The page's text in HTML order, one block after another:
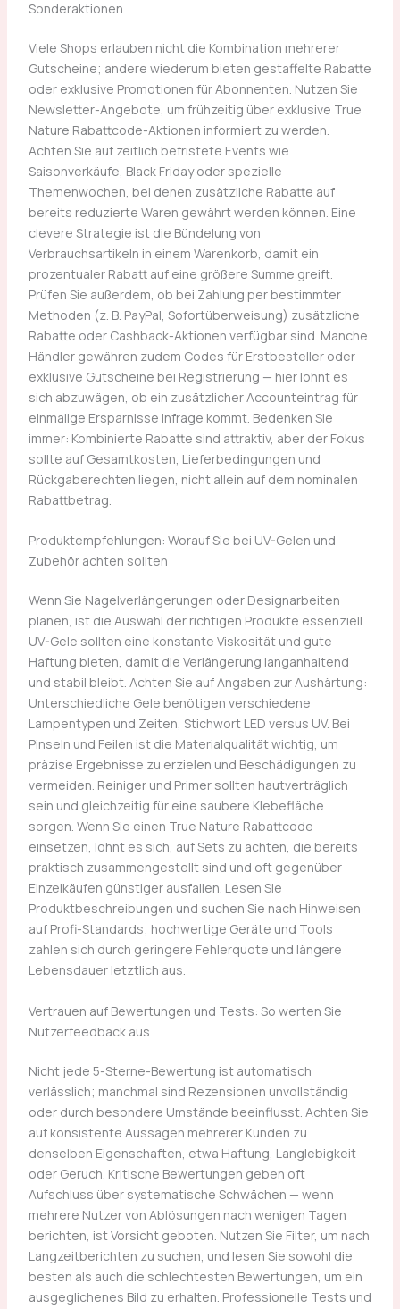
Sonderaktionen
Viele Shops erlauben nicht die Kombination mehrerer
Gutscheine; andere wiederum bieten gestaffelte Rabatte
oder exklusive Promotionen für Abonnenten. Nutzen Sie
Newsletter-Angebote, um frühzeitig über exklusive True
Nature Rabattcode-Aktionen informiert zu werden.
Achten Sie auf zeitlich befristete Events wie
Saisonverkäufe, Black Friday oder spezielle
Themenwochen, bei denen zusätzliche Rabatte auf
bereits reduzierte Waren gewährt werden können. Eine
clevere Strategie ist die Bündelung von
Verbrauchsartikeln in einem Warenkorb, damit ein
prozentualer Rabatt auf eine größere Summe greift.
Prüfen Sie außerdem, ob bei Zahlung per bestimmter
Methoden (z. B. PayPal, Sofortüberweisung) zusätzliche
Rabatte oder Cashback-Aktionen verfügbar sind. Manche
Händler gewähren zudem Codes für Erstbesteller oder
exklusive Gutscheine bei Registrierung — hier lohnt es
sich abzuwägen, ob ein zusätzlicher Accounteintrag für
einmalige Ersparnisse infrage kommt. Bedenken Sie
immer: Kombinierte Rabatte sind attraktiv, aber der Fokus
sollte auf Gesamtkosten, Lieferbedingungen und
Rückgaberechten liegen, nicht allein auf dem nominalen
Rabattbetrag.
Produktempfehlungen: Worauf Sie bei UV-Gelen und
Zubehör achten sollten
Wenn Sie Nagelverlängerungen oder Designarbeiten
planen, ist die Auswahl der richtigen Produkte essenziell.
UV-Gele sollten eine konstante Viskosität und gute
Haftung bieten, damit die Verlängerung langanhaltend
und stabil bleibt. Achten Sie auf Angaben zur Aushärtung:
Unterschiedliche Gele benötigen verschiedene
Lampentypen und Zeiten, Stichwort LED versus UV. Bei
Pinseln und Feilen ist die Materialqualität wichtig, um
präzise Ergebnisse zu erzielen und Beschädigungen zu
vermeiden. Reiniger und Primer sollten hautverträglich
sein und gleichzeitig für eine saubere Klebefläche
sorgen. Wenn Sie einen True Nature Rabattcode
einsetzen, lohnt es sich, auf Sets zu achten, die bereits
praktisch zusammengestellt sind und oft gegenüber
Einzelkäufen günstiger ausfallen. Lesen Sie
Produktbeschreibungen und suchen Sie nach Hinweisen
auf Profi-Standards; hochwertige Geräte und Tools
zahlen sich durch geringere Fehlerquote und längere
Lebensdauer letztlich aus.
Vertrauen auf Bewertungen und Tests: So werten Sie
Nutzerfeedback aus
Nicht jede 5-Sterne-Bewertung ist automatisch
verlässlich; manchmal sind Rezensionen unvollständig
oder durch besondere Umstände beeinflusst. Achten Sie
auf konsistente Aussagen mehrerer Kunden zu
denselben Eigenschaften, etwa Haftung, Langlebigkeit
oder Geruch. Kritische Bewertungen geben oft
Aufschluss über systematische Schwächen — wenn
mehrere Nutzer von Ablösungen nach wenigen Tagen
berichten, ist Vorsicht geboten. Nutzen Sie Filter, um nach
Langzeitberichten zu suchen, und lesen Sie sowohl die
besten als auch die schlechtesten Bewertungen, um ein
ausgeglichenes Bild zu erhalten. Professionelle Tests und